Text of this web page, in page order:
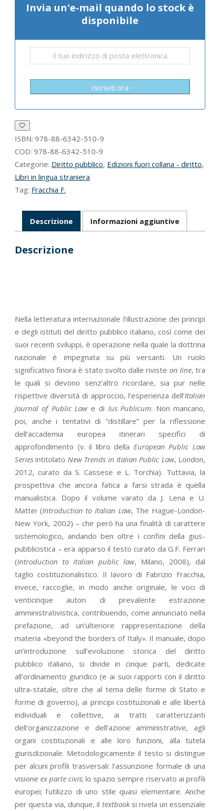
Invia un'e-mail quando lo stock è
disponibile
Iscriviti ora
ISBN: 978-88-6342-510-9
COD: 978-88-6342-510-9
Categorie: Diritto pubblico, Edizioni fuori collana - diritto,
Libri in lingua straniera
Tag: Fracchia F.
Descrizione Informazioni aggiuntive
Descrizione
Nella letteratura internazionale l’illustrazione dei principi
e degli istituti del diritto pubblico italiano, così come dei
suoi recenti sviluppi, è operazione nella quale la dottrina
nazionale è impegnata su più versanti. Un ruolo
significativo finora è stato svolto dalle riviste on line, tra
le quali si devono senz’altro ricordare, sia pur nelle
rispettive diversità di approccio, l’esperienza dell’Italian
Journal of Public Lawe di Ius Publicum. Non mancano,
poi, anche i tentativi di “distillare” per la riflessione
dell’accademia europea itinerari specifici di
approfondimento (v. il libro della European Public Law
Series intitolato New Trends in Italian Public Law, London,
2012, curato da S. Cassese e L. Torchia). Tuttavia, la
prospettiva che ancora fatica a farsi strada è quella
manualistica. Dopo il volume varato da J. Lena e U.
Mattei (Introduction to Italian Law, The Hague-London-
New York, 2002) – che però ha una finalità di carattere
sistemologico, andando ben oltre i confini della gius-
pubblicistica – era apparso il testo curato da G.F. Ferrari
(Introduction to italian public law, Milano, 2008), dal
taglio costituzionalistico. Il lavoro di Fabrizio Fracchia,
invece, raccoglie, in modo anche originale, le voci di
venticinque autori di prevalente estrazione
amministrativistica, contribuendo, come annunciato nella
prefazione, ad un’ulteriore rappresentazione della
materia «beyond the borders of Italy». Il manuale, dopo
un’introduzione sull’evoluzione storica del diritto
pubblico italiano, si divide in cinque parti, dedicate
all’ordinamento giuridico (e ai suoi rapporti con il diritto
ultra-statale, oltre che al tema delle forme di Stato e
forme di governo), ai principi costituzionali e alle libertà
individuali e collettive, ai tratti caratterizzanti
dell’organizzazione e dell’azione amministrative, agli
organi costituzionali e alle loro funzioni, alla tutela
giurisdizionale. Metodologicamente il testo si distingue
per alcuni profili trasversali: l’assunzione formale di una
visione ex parte civis; lo spazio sempre riservato ai profili
europei; l’utilizzo di uno stile quasi elementare. Anche
per questa via, dunque, il textbooksi rivela un essenziale